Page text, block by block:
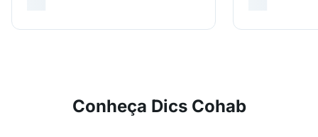
Conheça Dics Cohab